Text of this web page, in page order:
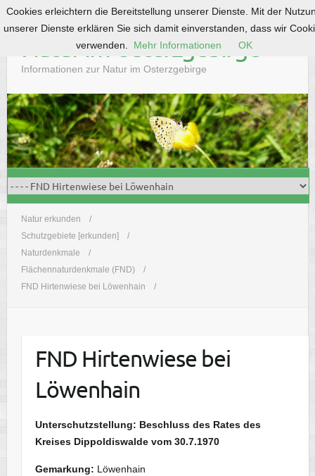
S
k
o
c
o
n
t
Natur im Osterzgebirge
Informationen zur Natur im Osterzgebirge
Natur erkunden
Schutzgebiete [erkunden]
Naturdenkmale
Flächennaturdenkmale (FND)
FND Hirtenwiese bei Löwenhain
FND Hirtenwiese bei
Löwenhain
Unterschutzstellung: Beschluss des Rates des
Kreises Dippoldiswalde vom 30.7.1970
Gemarkung: Löwenhain
Cookies erleichtern die Bereitstellung unserer Dienste. Mit der
unserer Dienste erklären Sie sich damit einverstanden, dass wir
verwenden.
Mehr Informationen OK